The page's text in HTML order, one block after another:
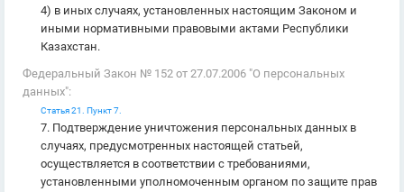
4) в иных случаях, установленных настоящим Законом и
иными нормативными правовыми актами Республики
Казахстан.
Федеральный Закон № 152 от 27.07.2006 "О персональных
данных":
Статья 21. Пункт 7.
7. Подтверждение уничтожения персональных данных в
случаях, предусмотренных настоящей статьей,
осуществляется в соответствии с требованиями,
установленными уполномоченным органом по защите прав